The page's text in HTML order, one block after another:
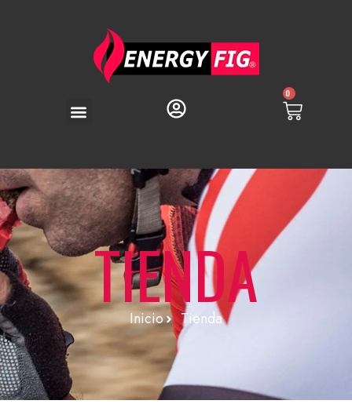
0
TIENDA
Inicio Tienda